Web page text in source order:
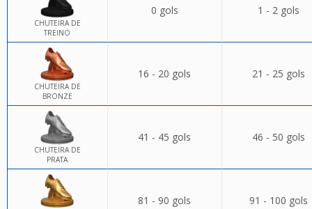
CHUTEIRA DE
TREINO
0 gols 1 - 2 gols
CHUTEIRA DE
BRONZE
16 - 20 gols 21 - 25 gols
CHUTEIRA DE
PRATA
41 - 45 gols 46 - 50 gols
81 - 90 gols 91 - 100 gols